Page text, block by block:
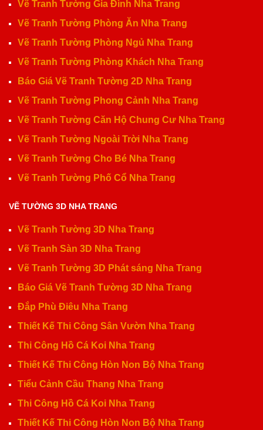
Vẽ Tranh Tường Gia Đình Nha Trang
Vẽ Tranh Tường Phòng Ăn Nha Trang
Vẽ Tranh Tường Phòng Ngủ Nha Trang
Vẽ Tranh Tường Phòng Khách Nha Trang
Báo Giá Vẽ Tranh Tường 2D Nha Trang
Vẽ Tranh Tường Phong Cảnh Nha Trang
Vẽ Tranh Tường Căn Hộ Chung Cư Nha Trang
Vẽ Tranh Tường Ngoài Trời Nha Trang
Vẽ Tranh Tường Cho Bé Nha Trang
Vẽ Tranh Tường Phố Cổ Nha Trang
VẼ TƯỜNG 3D NHA TRANG
Vẽ Tranh Tường 3D Nha Trang
Vẽ Tranh Sàn 3D Nha Trang
Vẽ Tranh Tường 3D Phát sáng Nha Trang
Báo Giá Vẽ Tranh Tường 3D Nha Trang
Đắp Phù Điêu Nha Trang
Thiết Kế Thi Công Sân Vườn Nha Trang
Thi Công Hồ Cá Koi Nha Trang
Thiết Kế Thi Công Hòn Non Bộ Nha Trang
Tiểu Cảnh Cầu Thang Nha Trang
Thi Công Hồ Cá Koi Nha Trang
Thiết Kế Thi Công Hòn Non Bộ Nha Trang